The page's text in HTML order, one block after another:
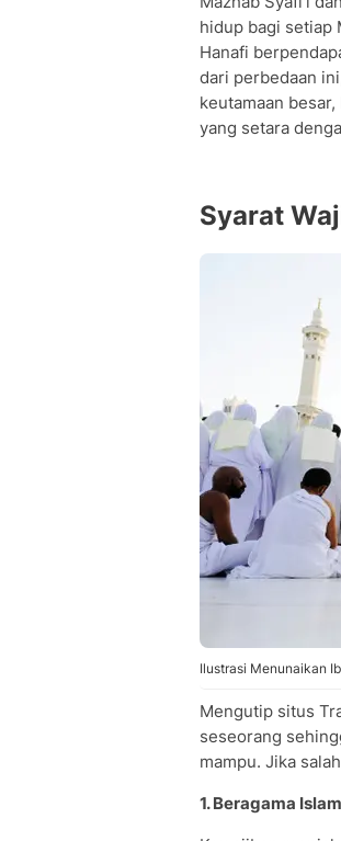
hidup bagi setiap
Hanafi
dari perbedaan
keutamaan
yang setara
Syarat
Ilustrasi Menunaikan
Mengutip situs
seseorang
mampu. Jika
1. Beragama